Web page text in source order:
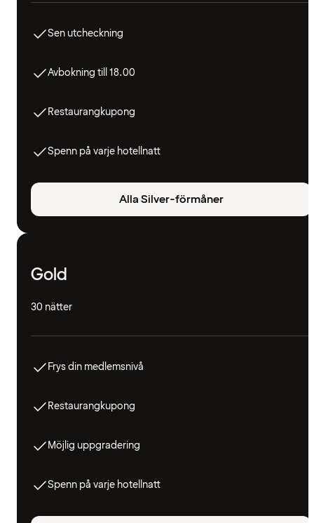
Sen utcheckning
Avbokning till 18.00
Restaurangkupong
Spenn på varje hotellnatt
Alla Silver-förmåner
Gold
30 nätter
Frys din medlemsnivå
Restaurangkupong
Möjlig uppgradering
Spenn på varje hotellnatt